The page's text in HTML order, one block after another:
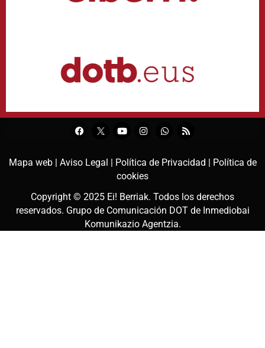
Mapa web | Aviso Legal | Política de Privacidad |
Política de
cookies
Copyright © 2025 Ei! Berriak. Todos los derechos
reservados. Grupo de Comunicación DOT de Inmediobai
Komunikazio Agentzia.